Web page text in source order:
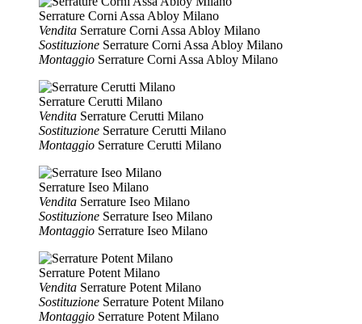
Serrature Corni Assa Abloy Milano
Vendita Serrature Corni Assa Abloy Milano
Sostituzione Serrature Corni Assa Abloy Milano
Montaggio Serrature Corni Assa Abloy Milano
Serrature Cerutti Milano
Vendita Serrature Cerutti Milano
Sostituzione Serrature Cerutti Milano
Montaggio Serrature Cerutti Milano
Serrature Iseo Milano
Vendita Serrature Iseo Milano
Sostituzione Serrature Iseo Milano
Montaggio Serrature Iseo Milano
Serrature Potent Milano
Vendita Serrature Potent Milano
Sostituzione Serrature Potent Milano
Montaggio Serrature Potent Milano